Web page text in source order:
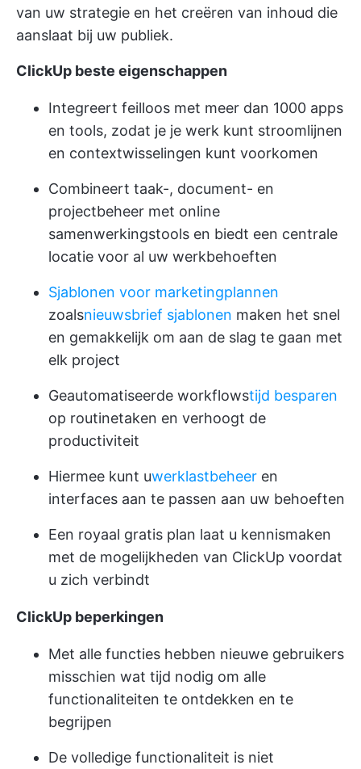
van uw strategie en het creëren van inhoud die
aanslaat bij uw publiek.
ClickUp beste eigenschappen
Integreert feilloos met meer dan 1000 apps
en tools, zodat je je werk kunt stroomlijnen
en contextwisselingen kunt voorkomen
Combineert taak-, document- en
projectbeheer met online
samenwerkingstools en biedt een centrale
locatie voor al uw werkbehoeften
Sjablonen voor marketingplannen
zoalsnieuwsbrief sjablonen maken het snel
en gemakkelijk om aan de slag te gaan met
elk project
Geautomatiseerde workflowstijd besparen
op routinetaken en verhoogt de
productiviteit
Hiermee kunt uwerklastbeheer en
interfaces aan te passen aan uw behoeften
Een royaal gratis plan laat u kennismaken
met de mogelijkheden van ClickUp voordat
u zich verbindt
ClickUp beperkingen
Met alle functies hebben nieuwe gebruikers
misschien wat tijd nodig om alle
functionaliteiten te ontdekken en te
begrijpen
De volledige functionaliteit is niet